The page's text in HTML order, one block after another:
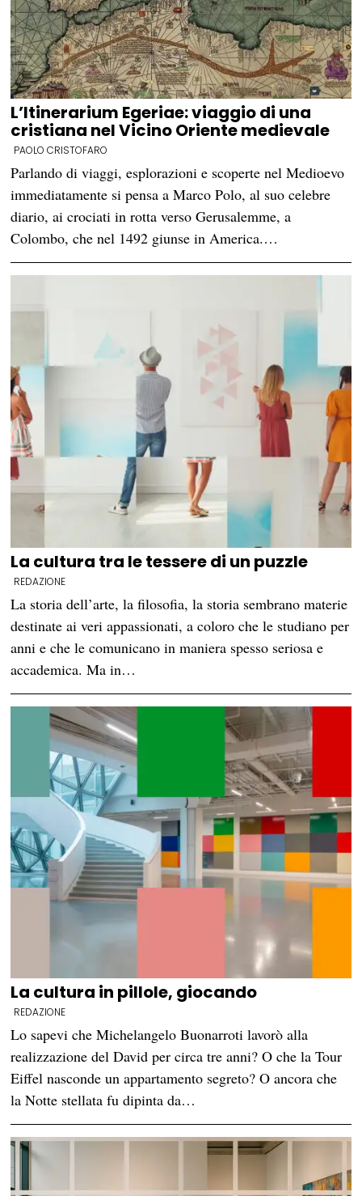
L’Itinerarium Egeriae: viaggio di una
cristiana nel Vicino Oriente medievale
PAOLO CRISTOFARO
Parlando di viaggi, esplorazioni e scoperte nel Medioevo
immediatamente si pensa a Marco Polo, al suo celebre
diario, ai crociati in rotta verso Gerusalemme, a
Colombo, che nel 1492 giunse in America.…
La cultura tra le tessere di un puzzle
REDAZIONE
La storia dell’arte, la filosofia, la storia sembrano materie
destinate ai veri appassionati, a coloro che le studiano per
anni e che le comunicano in maniera spesso seriosa e
accademica. Ma in…
La cultura in pillole, giocando
REDAZIONE
Lo sapevi che Michelangelo Buonarroti lavorò alla
realizzazione del David per circa tre anni? O che la Tour
Eiffel nasconde un appartamento segreto? O ancora che
la Notte stellata fu dipinta da…